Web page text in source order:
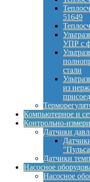
51649
УПР с
стали
из
Компьютерное и
Контрольно-
Датчики
Датчики
Насосное
Насосное